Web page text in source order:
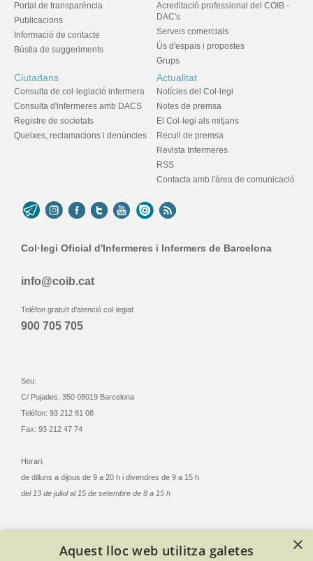
Portal de transparència
Publicacions
Informació de contacte
Bústia de suggeriments
Acreditació professional del COIB -
DAC's
Serveis comercials
Ús d'espais i propostes
Grups
Ciutadans
Consulta de col·legiació infermera
Consulta d'infermeres amb DACS
Registre de societats
Queixes, reclamacions i denúncies
Actualitat
Notícies del Col·legi
Notes de premsa
El Col·legi als mitjans
Recull de premsa
Revista Infermeres
RSS
Contacta amb l'àrea de comunicació
Col·legi Oficial d'Infermeres i Infermers de Barcelona
info@coib.cat
Telèfon gratuït d'atenció col·legial:
900 705 705
Seu:
C/ Pujades, 350 08019 Barcelona
Telèfon: 93 212 81 08
Fax: 93 212 47 74
Horari:
de dilluns a dijous de 9 a 20 h i divendres de 9 a 15 h
del 13 de juliol al 15 de setembre de 8 a 15 h
×
Aquest lloc web utilitza galetes